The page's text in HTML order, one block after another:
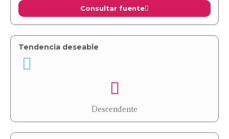
Consultar fuente
Tendencia deseable
Descendente